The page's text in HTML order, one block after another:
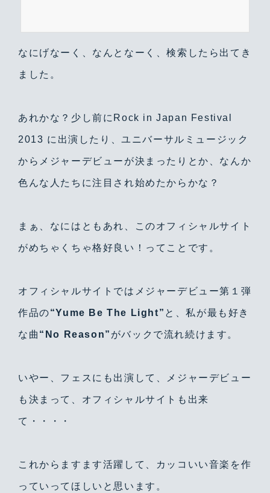
なにげなーく、なんとなーく、検索したら出てき
ました。
あれかな？少し前にRock in Japan Festival
2013 に出演したり、ユニバーサルミュージック
からメジャーデビューが決まったりとか、なんか
色んな人たちに注目され始めたからかな？
まぁ、なにはともあれ、このオフィシャルサイト
がめちゃくちゃ格好良い！ってことです。
オフィシャルサイトではメジャーデビュー第１弾
作品の“Yume Be The Light” と、私が最も好き
な曲 “No Reason” がバックで流れ続けます。
いやー、フェスにも出演して、メジャーデビュー
も決まって、オフィシャルサイトも出来
て・・・・
これからますます活躍して、カッコいい音楽を作
っていってほしいと思います。